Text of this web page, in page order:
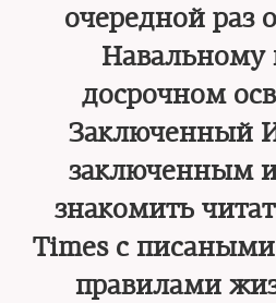
очередной раз
Навальному
досрочном
Заключенный
заключенным
знакомить
Times с
правилами